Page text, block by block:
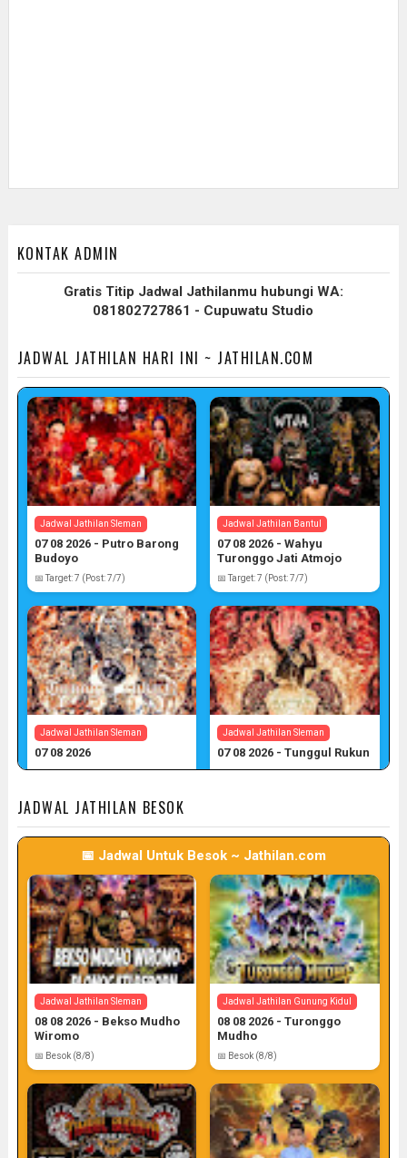
KONTAK ADMIN
Gratis Titip Jadwal Jathilanmu hubungi WA:
081802727861 - Cupuwatu Studio
JADWAL JATHILAN HARI INI ~ JATHILAN.COM
Jadwal Jathilan Sleman
07 08 2026 - Putro Barong
Budoyo
📅 Target: 7 (Post: 7/7)
Jadwal Jathilan Bantul
07 08 2026 - Wahyu
Turonggo Jati Atmojo
📅 Target: 7 (Post: 7/7)
Jadwal Jathilan Sleman
07 08 2026
Jadwal Jathilan Sleman
07 08 2026 - Tunggul Rukun
JADWAL JATHILAN BESOK
📅 Jadwal Untuk Besok ~ Jathilan.com
Jadwal Jathilan Sleman
08 08 2026 - Bekso Mudho
Wiromo
📅 Besok (8/8)
Jadwal Jathilan Gunung Kidul
08 08 2026 - Turonggo
Mudho
📅 Besok (8/8)